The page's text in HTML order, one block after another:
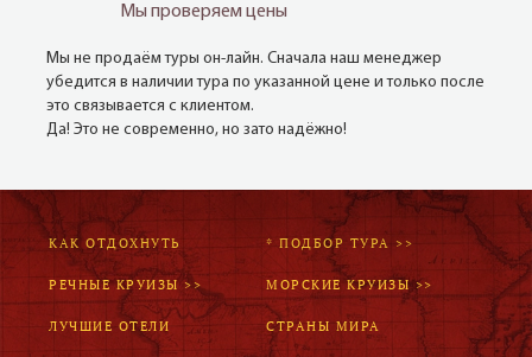
Мы проверяем цены
Мы не продаём туры он-лайн. Сначала наш менеджер
убедится в наличии тура по указанной цене и только после
это связывается с клиентом.
Да! Это не современно, но зато надёжно!
КАК ОТДОХНУТЬ * ПОДБОР ТУРА >>
РЕЧНЫЕ КРУИЗЫ >> МОРСКИЕ КРУИЗЫ >>
ЛУЧШИЕ ОТЕЛИ СТРАНЫ МИРА